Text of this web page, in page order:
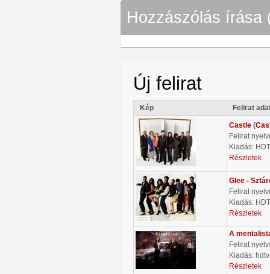
Hozzászólás írása
Új felirat
Kép Felirat
Castle (
Felirat
Kiadás:
Részletek
Glee -
Felirat
Kiadás:
Részletek
A
Felirat
Kiadás:
Részletek